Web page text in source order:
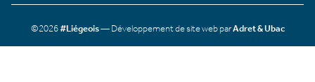
©2026#Liégeois— Développement de site web parAdret & Ubac